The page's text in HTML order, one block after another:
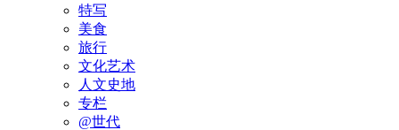
特写
美食
旅行
文化艺术
人文史地
专栏
@世代